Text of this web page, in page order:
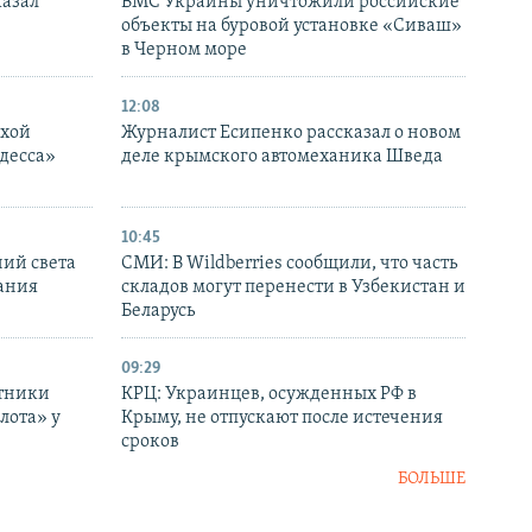
объекты на буровой установке «Сиваш»
в Черном море
12:08
Журналист Есипенко рассказал о новом
деле крымского автомеханика Шведа
света
10:45
СМИ: В Wildberries сообщили, что часть
складов могут перенести в Узбекистан и
Беларусь
у
09:29
КРЦ: Украинцев, осужденных РФ в
Крыму, не отпускают после истечения
сроков
БОЛЬШЕ